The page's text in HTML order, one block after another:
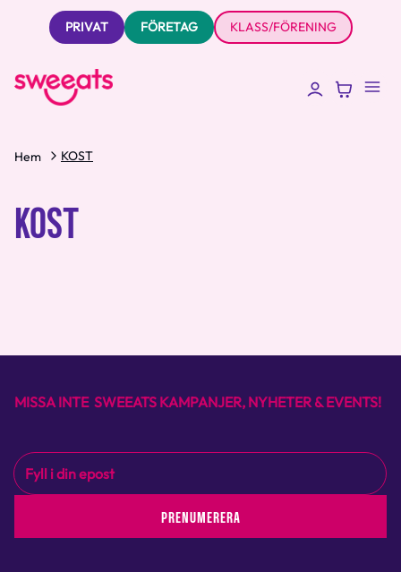
PRIVAT FÖRETAG KLASS/FÖRENING
Hem KOST
KOST
MISSA INTE SWEEATS KAMPANJER, NYHETER & EVENTS!
PRENUMERERA